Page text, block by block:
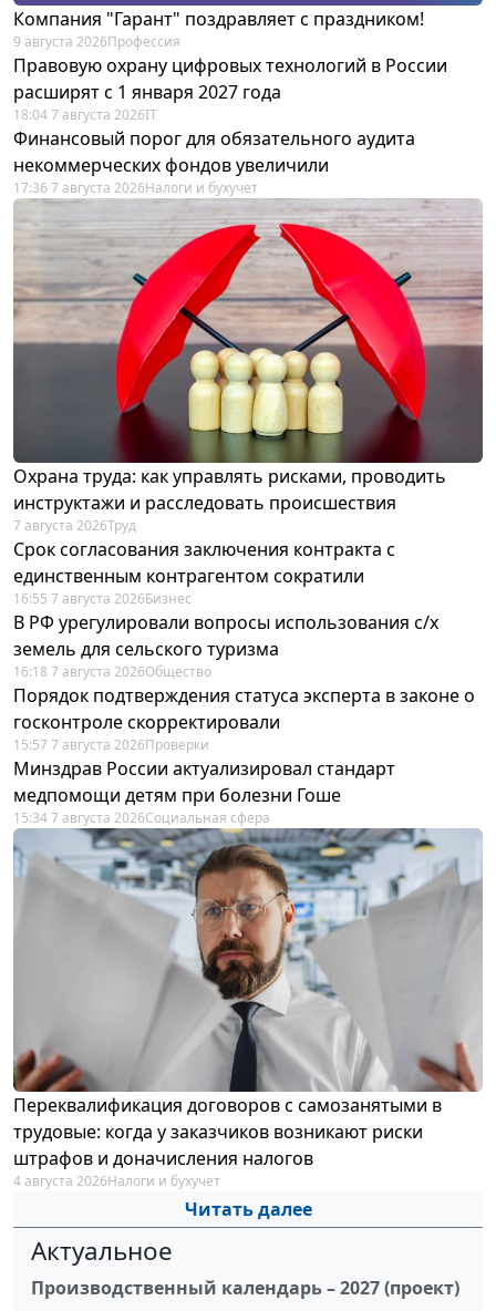
Компания "Гарант" поздравляет с праздником!
9 августа 2026Профессия
Правовую охрану цифровых технологий в России
расширят с 1 января 2027 года
18:04 7 августа 2026IT
Финансовый порог для обязательного аудита
некоммерческих фондов увеличили
17:36 7 августа 2026Налоги и бухучет
Охрана труда: как управлять рисками, проводить
инструктажи и расследовать происшествия
7 августа 2026Труд
Срок согласования заключения контракта с
единственным контрагентом сократили
16:55 7 августа 2026Бизнес
В РФ урегулировали вопросы использования с/х
земель для сельского туризма
16:18 7 августа 2026Общество
Порядок подтверждения статуса эксперта в законе о
госконтроле скорректировали
15:57 7 августа 2026Проверки
Минздрав России актуализировал стандарт
медпомощи детям при болезни Гоше
15:34 7 августа 2026Социальная сфера
Переквалификация договоров с самозанятыми в
трудовые: когда у заказчиков возникают риски
штрафов и доначисления налогов
4 августа 2026Налоги и бухучет
Читать далее
Актуальное
Производственный календарь – 2027 (проект)